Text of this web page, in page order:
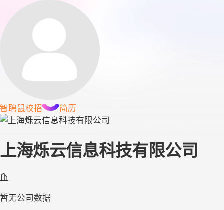
智聘鼠校招 简历
上海烁云信息科技有限公司
暂无公司数据